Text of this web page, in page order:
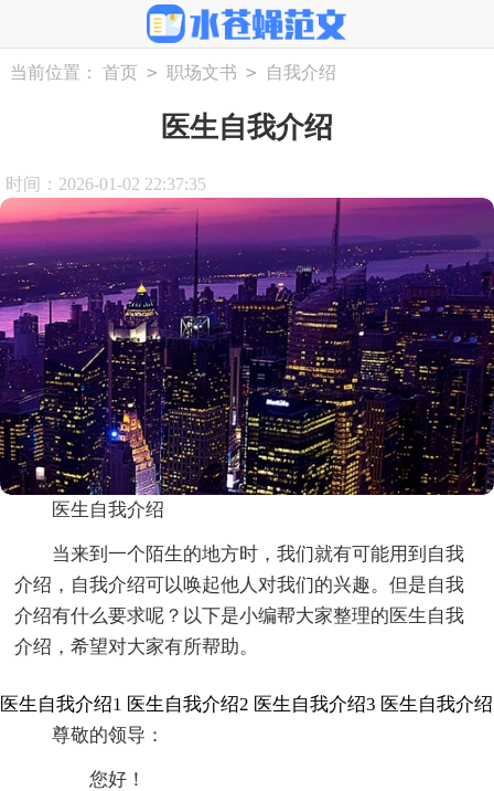
当前位置： 首页 > 职场文书 > 自我介绍
医生自我介绍
时间：2026-01-02 22:37:35
医生自我介绍
当来到一个陌生的地方时，我们就有可能用到自我
介绍，自我介绍可以唤起他人对我们的兴趣。但是自我
介绍有什么要求呢？以下是小编帮大家整理的医生自我
介绍，希望对大家有所帮助。
医生自我介绍1
尊敬的领导：
您好！
医生自我介绍2 医生自我介绍3 医生自我介绍